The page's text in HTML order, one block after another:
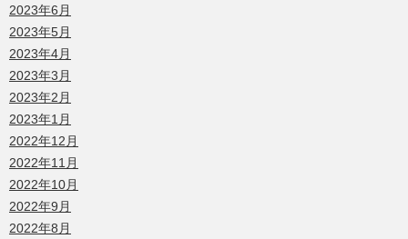
2023年6月
2023年5月
2023年4月
2023年3月
2023年2月
2023年1月
2022年12月
2022年11月
2022年10月
2022年9月
2022年8月